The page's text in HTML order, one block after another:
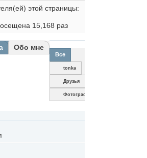
этой страницы:
15,168 раз
Обо мне
Все
tonka
Друзья
Фотографии